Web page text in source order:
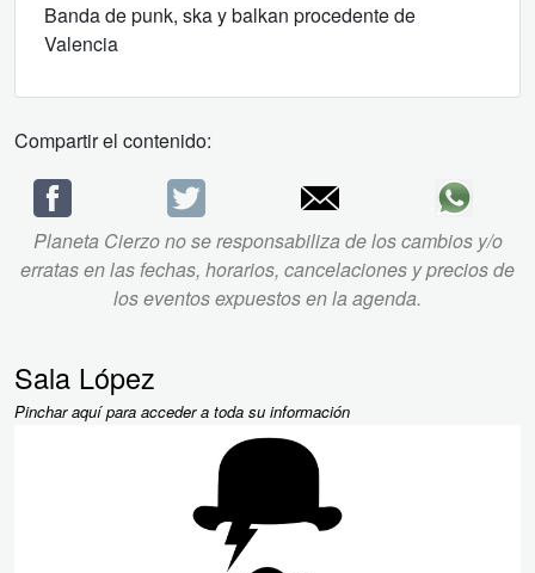
Banda de punk, ska y balkan procedente de
Valencia
Compartir el contenido:
Planeta Cierzo no se responsabiliza de los cambios y/o
erratas en las fechas, horarios, cancelaciones y precios de
los eventos expuestos en la agenda.
Sala López
Pinchar aquí para acceder a toda su información